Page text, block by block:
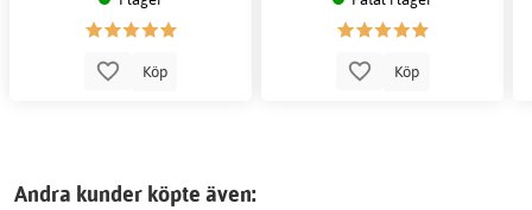
Köp Köp
Andra kunder köpte även: